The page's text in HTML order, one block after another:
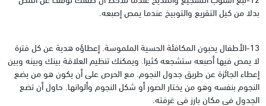
بدلا من كيل التقريع والتوبيخ عندما يمص إصبعه.
13-الأطفال يحبون المكافئة الحسية الملموسة. إعطاؤه هدية عن كل فترة
لا يمص فيها أصبعه ستشجعه كثيرا. ويمكنك تنظيم العلاقة بينك وبينه وبين
إعطاء الجائزة عن طريق جدول النجوم. مع الحرص على أن يكون هو من يضع
النجوم بنفسه وهو من يختار الصور أو شكل النجوم وألوانها. حاول أن تضع
الجدول في مكان بارز في غرفته.